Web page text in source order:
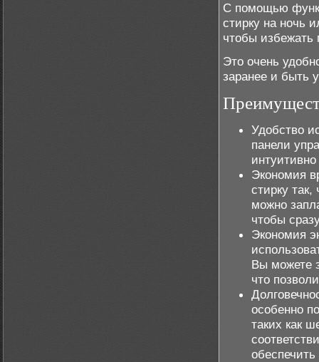
С помощью
стирку на ночь
чтобы
Это очень
заранее и быть
Удобство
панели
Экономия
стирку
можно
чтобы
Экономия
Вы можете
что
особенно
таких как